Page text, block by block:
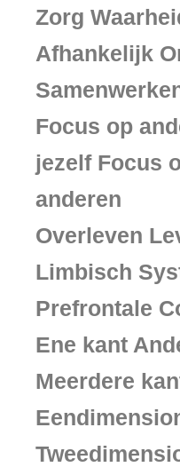
Zorg
Afhankelijk
Focus op
jezelf Focus
anderen
Overleven
Limbisch
Prefrontale
Ene kant
Meerdere